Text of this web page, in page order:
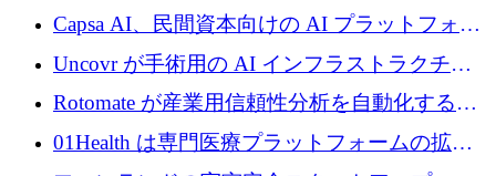
ブ ロボティクス プラットフォームを拡張する
ためにシリーズ C で最大 14 億ドルを確保
Capsa AI、民間資本向けの AI プラットフォー
ムを拡大するために 1,800 万ドルを調達
Uncovr が手術用の AI インフラストラクチャ
を構築するために 700 万ドルを調達
Rotomate が産業用信頼性分析を自動化するた
めに 210 万ユーロを調達
01Health は専門医療プラットフォームの拡大
に 1,500 万ドルを確保